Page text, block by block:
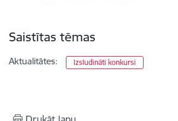
Saistītas tēmas
Aktualitātes: Izsludināti konkursi